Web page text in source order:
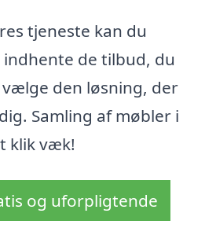
tjeneste kan du
de tilbud, du
den løsning, der
Samling af møbler i
klik væk!
og uforpligtende